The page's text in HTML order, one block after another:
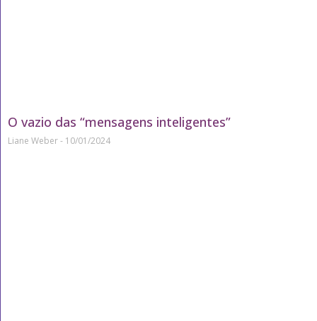
O vazio das “mensagens inteligentes”
Liane Weber 10/01/2024